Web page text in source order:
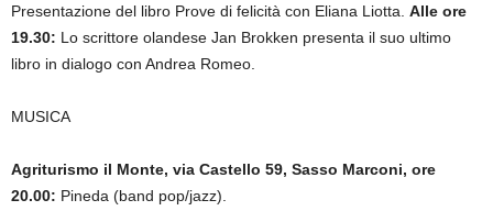
Presentazione del libro Prove di felicità con Eliana Liotta. Alle ore
19.30: Lo scrittore olandese Jan Brokken presenta il suo ultimo
libro in dialogo con Andrea Romeo.
MUSICA
Agriturismo il Monte, via Castello 59, Sasso Marconi, ore
20.00: Pineda (band pop/jazz).